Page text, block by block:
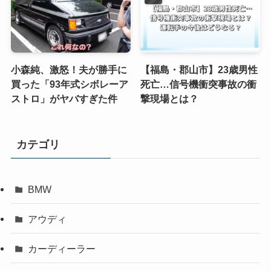
小森純、激怒！夫が勝手に
買った「93年式シボレーア
ストロ」がヤバすぎた件
【福島・郡山市】23歳男性
死亡…信号機衝突事故の衝
撃現場とは？
カテゴリ
BMW
アウディ
カーディーラー